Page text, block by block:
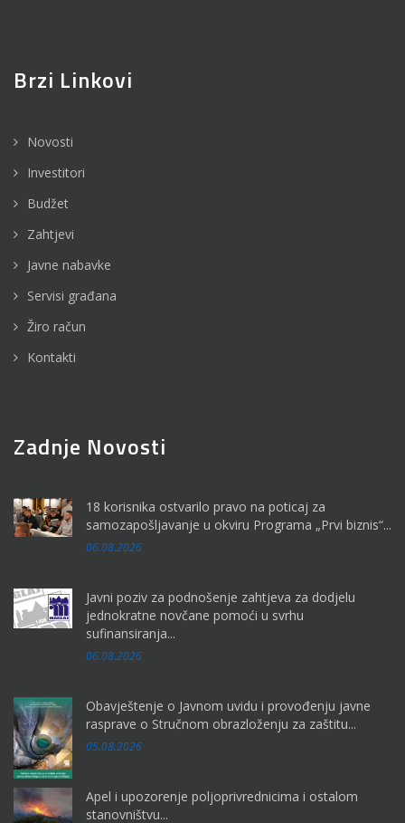
Brzi Linkovi
Novosti
Investitori
Budžet
Zahtjevi
Javne nabavke
Servisi građana
Žiro račun
Kontakti
Zadnje Novosti
18 korisnika ostvarilo pravo na poticaj za
samozapošljavanje u okviru Programa „Prvi biznis“...
06.08.2026
Javni poziv za podnošenje zahtjeva za dodjelu
jednokratne novčane pomoći u svrhu
sufinansiranja...
06.08.2026
Obavještenje o Javnom uvidu i provođenju javne
rasprave o Stručnom obrazloženju za zaštitu...
05.08.2026
Apel i upozorenje poljoprivrednicima i ostalom
stanovništvu...